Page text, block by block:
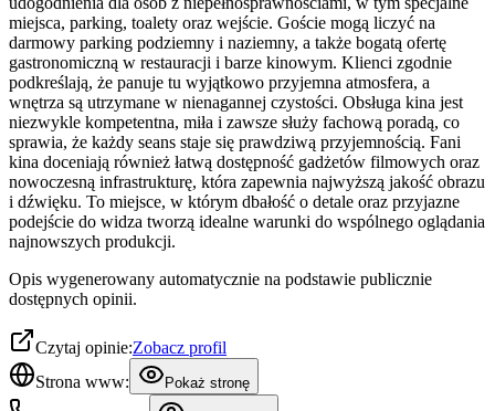
miejsca, parking, toalety oraz wejście. Goście mogą liczyć na
darmowy parking podziemny i naziemny, a także bogatą ofertę
gastronomiczną w restauracji i barze kinowym. Klienci zgodnie
podkreślają, że panuje tu wyjątkowo przyjemna atmosfera, a
wnętrza są utrzymane w nienagannej czystości. Obsługa kina jest
niezwykle kompetentna, miła i zawsze służy fachową poradą, co
sprawia, że każdy seans staje się prawdziwą przyjemnością. Fani
kina doceniają również łatwą dostępność gadżetów filmowych oraz
nowoczesną infrastrukturę, która zapewnia najwyższą jakość obrazu
i dźwięku. To miejsce, w którym dbałość o detale oraz przyjazne
podejście do widza tworzą idealne warunki do wspólnego oglądania
najnowszych produkcji.
Opis wygenerowany automatycznie na podstawie publicznie
dostępnych opinii.
Czytaj opinie:Zobacz profil
Strona www:
Pokaż stronę